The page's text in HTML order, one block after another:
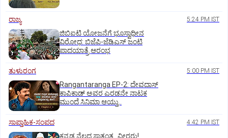
ರಾಜ್ಯ 5:24 PM IST
ಜಿಬಿಐಟಿ ಯೋಜನೆಗೆ ಭೂಸ್ವಾಧೀನ
ವಿರೋಧ: ಬಿಜೆಪಿ-ಜೆಡಿಎಸ್‌ ಜಂಟಿ
ಪಾದಯಾತ್ರೆ ಆರಂಭ
ತುಳುರಂಗ 5:00 PM IST
Rangantaranga EP-2: ದೇವದಾಸ್
ಕಾಪಿಕಾಡ್‌ ಅವರ ಎರಡನೇ ನಾಟಕ
ಮುಂದೆ ಸಿನಿಮಾ ಆಯ್ತು..
ಸಾಪ್ತಾಹಿಕ-ಸಂಪದ 4:42 PM IST
ಕನ್ನಡ ನೆಲದ ಸ್ವಾತಂತ್ರ್ಯ ವೀರರು!